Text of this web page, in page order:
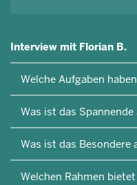
Interview mit Florian B.
Welche Aufgaben
Was ist das
Was ist das Besondere
Welchen Rahmen